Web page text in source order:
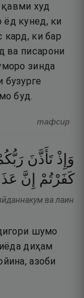
худ
кунед, ки
ки бар
ва писарони
зинда
буд.
тафсир
وَإِذْ تَأَذَّنَ
كَفَرْتُمْ
إِنَّ
ва лаин
шумо
диҳам
азоби